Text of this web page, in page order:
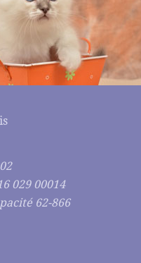
029 00014
62-866